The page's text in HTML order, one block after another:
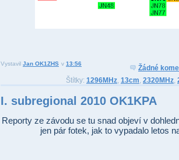
Vystavil Jan OK1ZHS v 13:56
Žádné
Štítky: 1296MHz, 13cm, 2320MHz,
I. subregional 2010 OK1KPA
Reporty ze závodu se tu snad objeví v
jen pár fotek, jak to vypadalo letos